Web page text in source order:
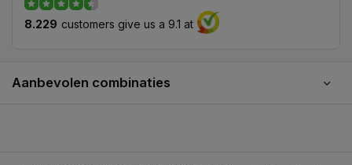
8.229 customers give us a 9.1 at
Aanbevolen combinaties